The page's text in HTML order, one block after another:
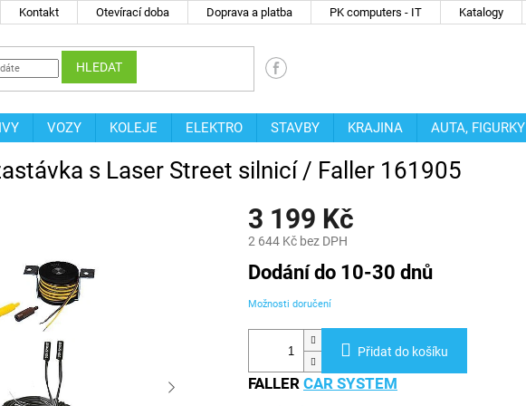
Kontakt Otevírací doba Doprava a platba PK computers - IT Katalogy
HLEDAT
VOZY KOLEJE ELEKTRO STAVBY KRAJINA AUTA, FIGURKY
s Laser Street silnicí / Faller 161905
3 199 Kč
2 644 Kč bez DPH
Měrná
cena:
Dodání do 10-30 dnů
Možnosti doručení
Přidat do košíku
FALLER CAR SYSTEM